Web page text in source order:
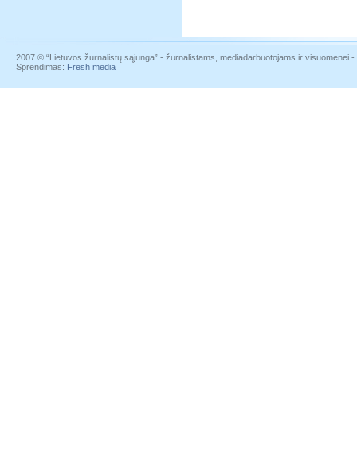
2007 © “Lietuvos žurnalistų sąjunga” - žurnalistams, mediadarbuotojams ir visuomenei
Sprendimas: Fresh media